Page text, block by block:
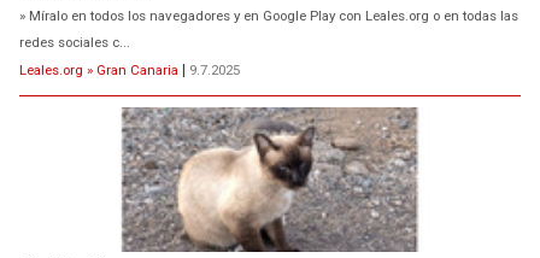
» Míralo en todos los navegadores y en Google Play con Leales.org o en todas las
redes sociales c...
Leales.org » Gran Canaria | 9.7.2025